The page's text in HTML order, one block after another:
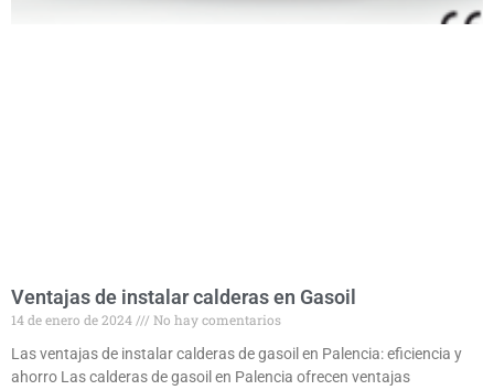
Ventajas de instalar calderas en Gasoil
14 de enero de 2024
No hay comentarios
Las ventajas de instalar calderas de gasoil en Palencia: eficiencia y
ahorro Las calderas de gasoil en Palencia ofrecen ventajas